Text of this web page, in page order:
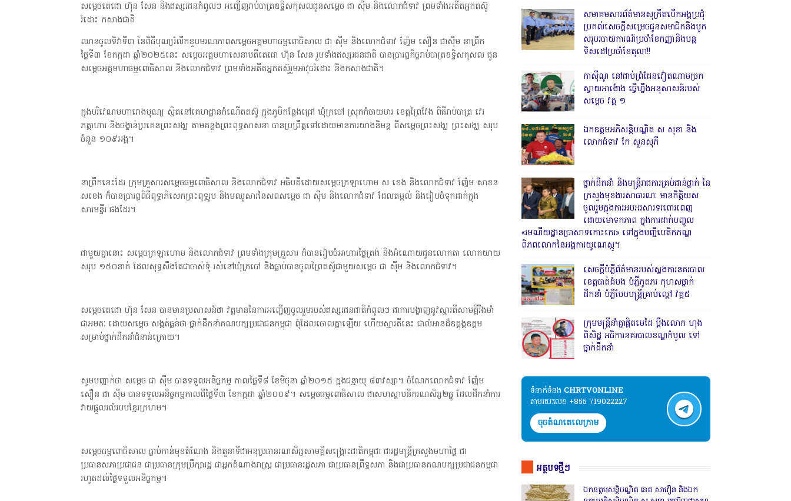
សម្ដេចតេជោ ហ៊ុន សែន និងឥស្សរជនកំពូលៗ អញ្ជើញរាប់បាត្រឧទ្ទិសកុសលជូនសម្ដេច ជា សុីម និងលោកជំទាវ ព្រមទាំងអតីតអ្នកតស៊ូ
រំដោះ កសាងជាតិ
ឈានចូលទិវាទី៣ នៃពិធីបុណ្យរំលឹកខួបមរណភាពសម្ដេចអគ្គមហាធម្មពោធិសាល ជា ស៊ីម និងលោកជំទាវ ញ៉ែម សឿន ជាស៊ីម នាព្រឹក
ថ្ងៃទី៣ ខែកក្កដា ឆ្នាំ២០២៥នេះ សម្ដេចអគ្គមហាសេនាបតីតេជោ ហ៊ុន សែន រួមទាំងឥស្សរជនជាតិ បានប្រារព្ធកិច្ចរាប់បាត្រឧទ្ទិសកុសល ជូន
សម្ដេចអគ្គមហាធម្មពោធិសាល និងលោកជំទាវ ព្រមទាំងអតីតអ្នកតស៊ូរួមអាវុធរំដោះ និងកសាងជាតិ។
ក្នុងបរិវេណមហារោងបុណ្យ ស្ថិតនៅគេហដ្ឋានកំណើតតស៊ូ ក្នុងភូមិកន្លែងជ្រៅ ឃុំក្របៅ ស្រុកកំចាយមារ ខេត្តព្រៃវែង ពិធីរាប់បាត្រ វេរ
ភត្តាហារ និងចង្ហាន់ប្រគេនព្រះសង្ឃ តាមគន្លងព្រះពុទ្ធសាសនា បានប្រព្រឹត្តទៅដោយមានការយាងនិមន្ត ពីសម្ដេចព្រះសង្ឃ ព្រះសង្ឃ សរុប
ចំនួន ១០៩អង្គ។
នាព្រឹកនេះដែរ ក្រុមគ្រួសារសម្ដេចធម្មពោធិសាល និងលោកជំទាវ អធិបតីដោយសម្ដេចក្រឡាហោម ស ខេង និងលោកជំទាវ ញ៉ែម សាខន
សខេង ក៏បានប្រារព្ធពិធីពុទ្ធាភិសេកព្រះពុទ្ធរូប និងមឈូសារនៃសពសម្ដេច ជា ស៊ីម និងលោកជំទាវ ដែលតម្កល់ និងរៀបចំទុកដាក់ក្នុង
សារមន្ទីរ ផងដែរ។
ជាមួយគ្នានោះ សម្ដេចក្រឡាហោម និងលោកជំទាវ ព្រមទាំងក្រុមគ្រួសារ ក៏បានរៀបចំអាហារថ្ងៃត្រង់ និងអំណោយជូនលោកតា លោកយាយ
សរុប ១៥០នាក់ ដែលសុទ្ធសឹងតែជាចាស់ទុំ រស់នៅឃុំក្របៅ និងធ្លាប់បានចូលព្រៃតស៊ូជាមួយសម្ដេច ជា ស៊ីម និងលោកជំទាវ។
សម្ដេចតេជោ ហ៊ុន សែន បានមានប្រសាសន៍ថា វត្តមាននៃការអញ្ជើញចូលរួមរបស់ឥស្សរជនជាតិកំពូលៗ ជាការបង្ហាញនូវស្មារតីសាមគ្គីរឹងមាំ
ជាអមតៈ ដោយសម្ដេច សង្កត់ធ្ងន់ថា ថ្នាក់ដឹកនាំគណបក្សប្រជាជនកម្ពុជា ពុំដែលចោលគ្នាឡើយ ហើយស្មារតីនេះ ជាលំអានដ៏ឧត្តុង្គឧត្តម
សម្រាប់ថ្នាក់ដឹកនាំជំនាន់ក្រោយ។
សូមបញ្ជាក់ថា សម្ដេច ជា ស៊ីម បានទទួលអនិច្ចកម្ម កាលថ្ងៃទី៨ ខែមិថុនា ឆ្នាំ២០១៥ ក្នុងជន្មាយុ ៨៣វស្សា។ ចំណែកលោកជំទាវ ញ៉ែម
សឿន ជា ស៊ីម បានទទួលអនិច្ចកម្មកាលពីថ្ងៃទី៣ ខែកក្កដា ឆ្នាំ២០០៩។ សម្ដេចធម្មពោធិសាល ជាសហស្ថាបនិករណសិរ្ស២ធ្នូ ដែលដឹកនាំការ
វាយផ្ដួលរលំរបបខ្មែរក្រហម។
សម្ដេចធម្មពោធិសាល ធ្លាប់កាន់មុខតំណែង និងតួនាទីជាអនុប្រធានរណសិរ្សសាមគ្គីសង្គ្រោះជាតិកម្ពុជា ជារដ្ឋមន្ត្រីក្រសួងមហាផ្ទៃ ជា
ប្រធានសភាប្រជាជន ជាប្រធានក្រុមប្រឹក្សារដ្ឋ ជាអ្នកតំណាងរាស្ត្រ ជាប្រធានរដ្ឋសភា ជាប្រធានព្រឹទ្ធសភា និងជាប្រធានគណបក្សប្រជាជនកម្ពុជា
រហូតដល់ថ្ងៃទទួលអនិច្ចកម្ម។
សមាគមសារព័ត៌មានសុក្រឹតបើកអង្គប្រជុំ
ប្រគល់សេចក្តីសម្រេចជូនសមាជិកនិងបូក
សរុបរបាយការណ៍ប្រចាំខែកញ្ញានិងបន្ត
ទិសដៅប្រចាំខែតុលា!!
កាសុីណូ នៅជាប់ព្រំដែនវៀតណាមច្រក
ស្វាយអាង៉ោង ធ្វើហ្នឹងអនុសាសន៍របស់
សម្ដេច វគ្គ ១
ឯកឧត្តមអភិសន្តិបណ្ឌិត ស សុខា និង
លោកជំទាវ កែ សួនសុភី
ថ្នាក់ដឹកនាំ និងមន្ត្រីរាជការគ្រប់ជាន់ថ្នាក់ នៃ
ក្រសួងមុខងារសាធារណៈ មានកិត្តិយស
ចូលរួមក្នុងការអបអរសារទរពោរពេញ
ដោយមោទកភាព ក្នុងការដាក់បញ្ចូល
«រមណីយដ្ឋានប្រាសាទកោះកេរ» ទៅក្នុងបញ្ជីបេតិកភណ្ឌ
ពិភពលោកនៃអង្គការយូណេស្កូ។
សេចក្តីបំភ្លឺព័ត៌មានរបស់ស្នងការនគរបាល
ខេត្តបាត់ដំបង បំភ្លឺភូតភរ កុហសថ្នាក់
ដឹកនាំ បំភ្លឺបែបបន្ត្រីគ្រាប់ល្ពៅ វគ្គ៥
ក្រុមមន្ត្រីនាំគ្នាផ្ដិតមេដៃ ប្ដឹងលោក ហុង
ពិសិដ្ឋ អធិការនគរបាលខណ្ឌកំបូល ទៅ
ថ្នាក់ដឹកនាំ
ទំនាក់ទំនង​​ CHRTVONLINE
តាមរយៈលេខ +855 719022227
ចុចតំណតេលេក្រាម
អត្ថបទថ្មីៗ
ឯកឧត្តមសន្តិបណ្ឌិត នេត សាវឿន និងឯក